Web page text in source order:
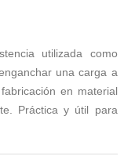
utilizada como
una carga a
en material
Práctica y útil para